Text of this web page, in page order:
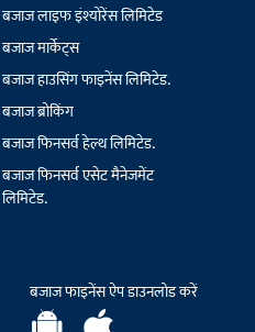
बजाज लाइफ इंश्योरेंस लिमिटेड
बजाज मार्केट्स
बजाज हाउसिंग फाइनेंस लिमिटेड.
बजाज ब्रोकिंग
बजाज फिनसर्व हेल्थ लिमिटेड.
बजाज फिनसर्व एसेट मैनेजमेंट
लिमिटेड.
बजाज फाइनेंस ऐप डाउनलोड करें